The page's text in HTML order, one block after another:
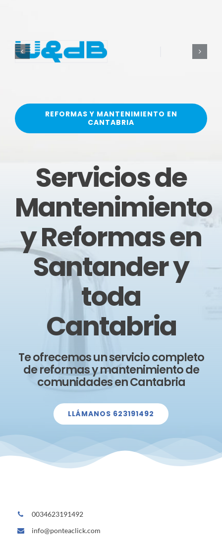
REFORMAS Y MANTENIMIENTO EN
CANTABRIA
Servicios de
Mantenimiento
y Reformas en
Santander y
toda
Cantabria
Te ofrecemos un servicio completo
de reformas y mantenimiento de
comunidades en Cantabria
LLÁMANOS 623191492
0034623191492
info@ponteaclick.com